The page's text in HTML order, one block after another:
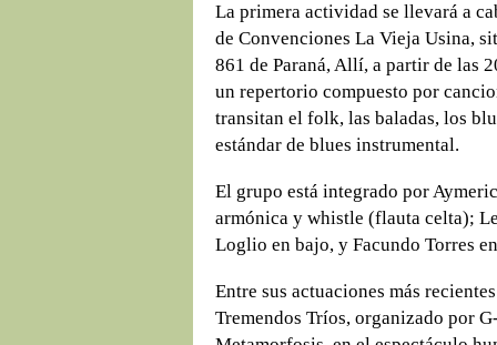
La primera actividad se llevará a
de Convenciones La Vieja Usina,
861 de Paraná, Allí, a partir de las
un repertorio compuesto por
transitan el folk, las baladas, los
estándar de blues instrumental.
El grupo está integrado por
armónica y whistle (flauta celta);
Loglio en bajo, y Facundo Torres
Entre sus actuaciones más
Tremendos Tríos, organizado por